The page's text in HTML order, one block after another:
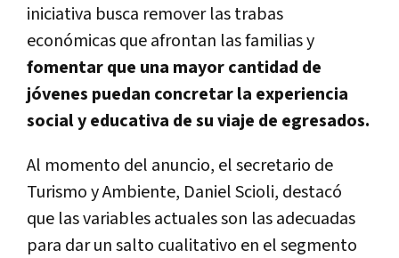
iniciativa busca remover las trabas
económicas que afrontan las familias y
fomentar que una mayor cantidad de
jóvenes puedan concretar la experiencia
social y educativa de su viaje de egresados.
Al momento del anuncio, el secretario de
Turismo y Ambiente, Daniel Scioli, destacó
que las variables actuales son las adecuadas
para dar un salto cualitativo en el segmento